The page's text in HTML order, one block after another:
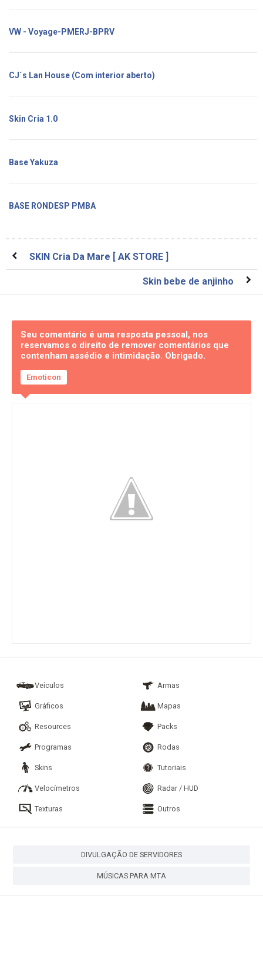
VW - Voyage-PMERJ-BPRV
CJ´s Lan House (Com interior aberto)
Skin Cria 1.0
Base Yakuza
BASE RONDESP PMBA
SKIN Cria Da Mare [ AK STORE ]
Skin bebe de anjinho
Seu comentário é uma resposta pessoal, nos
reservamos o direito de remover comentários que
contenham assédio e intimidação. Obrigado.
Emoticon
Veículos Armas
Gráficos Mapas
Resources Packs
Programas Rodas
Skins Tutoriais
Velocímetros Radar / HUD
Texturas Outros
DIVULGAÇÃO DE SERVIDORES
MÚSICAS PARA MTA